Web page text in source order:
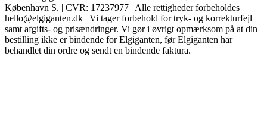
København S. | CVR: 17237977 | Alle rettigheder forbeholdes |
hello@elgiganten.dk | Vi tager forbehold for tryk- og korrekturfejl
samt afgifts- og prisændringer. Vi gør i øvrigt opmærksom på at din
bestilling ikke er bindende for Elgiganten, før Elgiganten har
behandlet din ordre og sendt en bindende faktura.